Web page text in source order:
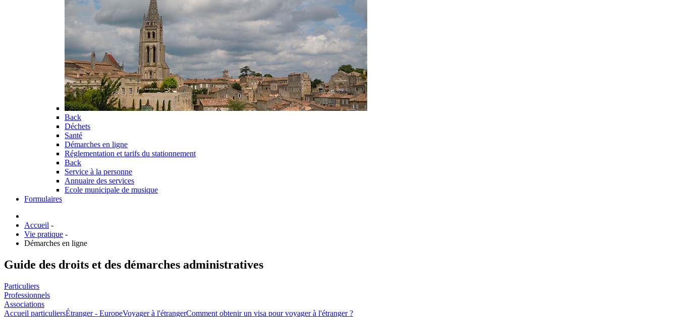
Back
Déchets
Santé
Démarches en ligne
Réglementation et tarifs du stationnement
Back
Service à la personne
Annuaire des services
Ecole municipale de musique
Formulaires
Accueil -
Vie pratique -
Démarches en ligne
Guide des droits et des démarches administratives
Particuliers
Professionnels
Associations
Accueil particuliersÉtranger - EuropeVoyager à l'étrangerComment obtenir un visa pour voyager à l'étranger ?